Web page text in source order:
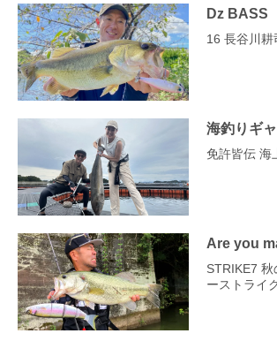
Dz BASS
16 長谷川耕
海釣りギ
免許皆伝 海
Are you
STRIKE7
ーストライ